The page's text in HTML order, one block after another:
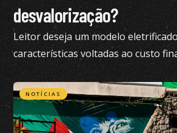
desvalorização?
Leitor deseja um modelo
características voltadas ao custo
produto e pediu nossa análise
NOTÍCIAS